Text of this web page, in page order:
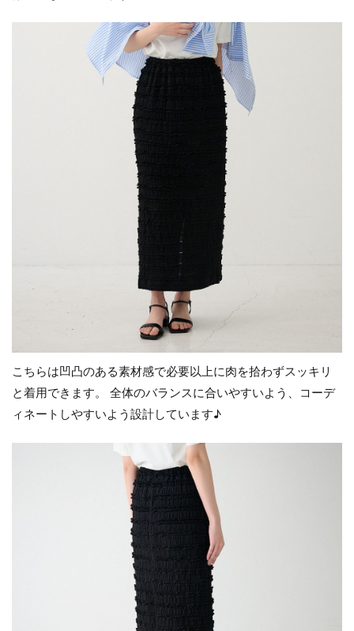
こちらは凹凸のある素材感で必要以上に肉を拾わずスッキリ
と着用できます。 全体のバランスに合いやすいよう、コーデ
ィネートしやすいよう設計しています♪